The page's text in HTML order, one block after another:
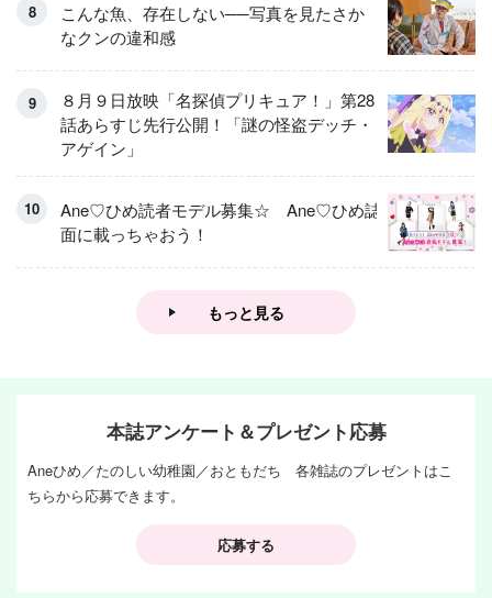
こんな魚、存在しない──写真を見たさか
なクンの違和感
８月９日放映「名探偵プリキュア！」第28
話あらすじ先行公開！「謎の怪盗デッチ・
アゲイン」
Ane♡ひめ読者モデル募集☆ Ane♡ひめ誌
面に載っちゃおう！
もっと見る
本誌アンケート＆プレゼント応募
Aneひめ／たのしい幼稚園／おともだち 各雑誌のプレゼントはこ
ちらから応募できます。
応募する